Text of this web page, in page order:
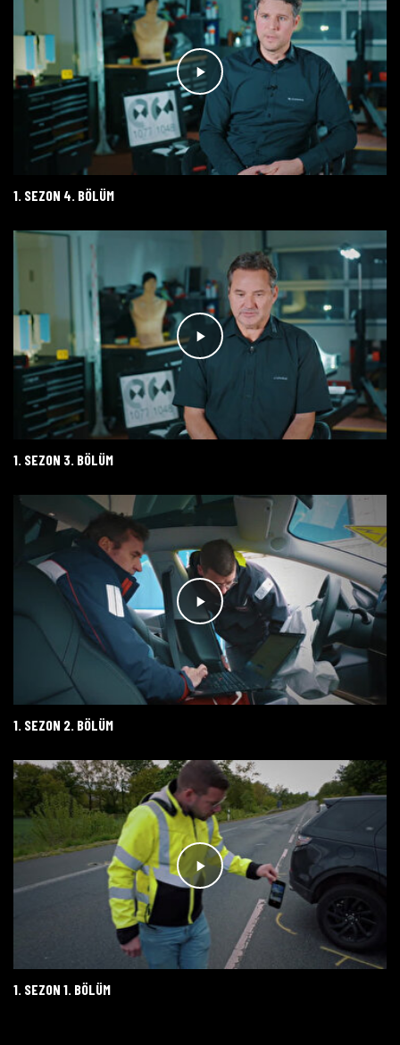
1. SEZON 4. BÖLÜM
1. SEZON 3. BÖLÜM
1. SEZON 2. BÖLÜM
1. SEZON 1. BÖLÜM